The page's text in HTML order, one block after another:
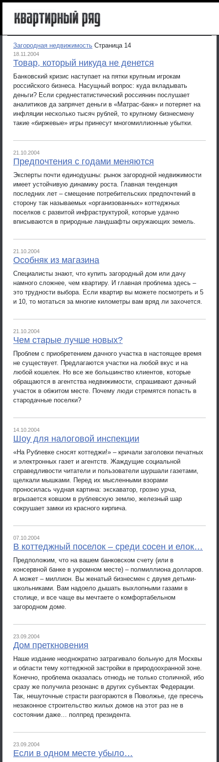
Загородная недвижимость Страница 14
18.11.2004
Товар, который никуда не денется
Банковский кризис наступает на пятки крупным игрокам
российского бизнеса. Насущный вопрос: куда вкладывать
деньги? Если среднестатистический россиянин послушает
аналитиков да запрячет деньги в «Матрас-банк» и потеряет на
инфляции несколько тысяч рублей, то крупному бизнесмену
такие «биржевые» игры принесут многомиллионные убытки.
21.10.2004
Предпочтения с годами меняются
Эксперты почти единодушны: рынок загородной недвижимости
имеет устойчивую динамику роста. Главная тенденция
последних лет – смещение потребительских предпочтений в
сторону так называемых «организованных» коттеджных
поселков с развитой инфраструктурой, которые удачно
вписываются в природные ландшафты окружающих земель.
21.10.2004
Особняк из магазина
Специалисты знают, что купить загородный дом или дачу
намного сложнее, чем квартиру. И главная проблема здесь –
это трудности выбора. Если квартир вы можете посмотреть и 5
и 10, то мотаться за многие километры вам вряд ли захочется.
21.10.2004
Чем старые лучше новых?
Проблем с приобретением дачного участка в настоящее время
не существует. Предлагаются участки на любой вкус и на
любой кошелек. Но все же большинство клиентов, которые
обращаются в агентства недвижимости, спрашивают дачный
участок в обжитом месте. Почему люди стремятся попасть в
стародачные поселки?
14.10.2004
Шоу для налоговой инспекции
«На Рублевке сносят коттеджи!» – кричали заголовки печатных
и электронных газет и агентств. Жаждущие социальной
справедливости читатели и пользователи шуршали газетами,
щелкали мышками. Перед их мысленными взорами
проносилась чудная картина: экскаватор, грозно урча,
вгрызается ковшом в рублевскую землю, железный шар
сокрушает замки из красного кирпича.
07.10.2004
В коттеджный поселок – среди сосен и елок…
Предположим, что на вашем банковском счету (или в
консервной банке в укромном месте) – полмиллиона долларов.
А может – миллион. Вы женатый бизнесмен с двумя детьми-
школьниками. Вам надоело дышать выхлопными газами в
столице, и все чаще вы мечтаете о комфортабельном
загородном доме.
23.09.2004
Дом преткновения
Наше издание неоднократно затрагивало больную для Москвы
и области тему коттеджной застройки в природоохранной зоне.
Конечно, проблема оказалась отнюдь не только столичной, ибо
сразу же получила резонанс в других субъектах Федерации.
Так, нешуточные страсти разгораются в Поволжье, где пресечь
незаконное строительство жилых домов на этот раз не в
состоянии даже… полпред президента.
23.09.2004
Если в одном месте убыло…